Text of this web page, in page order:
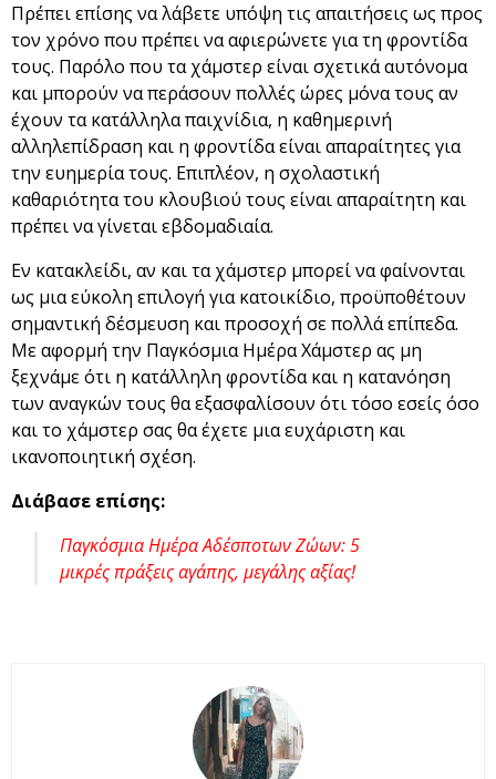
Πρέπει επίσης να λάβετε υπόψη τις απαιτήσεις ως προς
τον χρόνο που πρέπει να αφιερώνετε για τη φροντίδα
τους. Παρόλο που τα χάμστερ είναι σχετικά αυτόνομα
και μπορούν να περάσουν πολλές ώρες μόνα τους αν
έχουν τα κατάλληλα παιχνίδια, η καθημερινή
αλληλεπίδραση και η φροντίδα είναι απαραίτητες για
την ευημερία τους. Επιπλέον, η σχολαστική
καθαριότητα του κλουβιού τους είναι απαραίτητη και
πρέπει να γίνεται εβδομαδιαία.
Εν κατακλείδι, αν και τα χάμστερ μπορεί να φαίνονται
ως μια εύκολη επιλογή για κατοικίδιο, προϋποθέτουν
σημαντική δέσμευση και προσοχή σε πολλά επίπεδα.
Με αφορμή την Παγκόσμια Ημέρα Χάμστερ ας μη
ξεχνάμε ότι η κατάλληλη φροντίδα και η κατανόηση
των αναγκών τους θα εξασφαλίσουν ότι τόσο εσείς όσο
και το χάμστερ σας θα έχετε μια ευχάριστη και
ικανοποιητική σχέση.
Διάβασε επίσης:
Παγκόσμια Ημέρα Αδέσποτων Ζώων: 5
μικρές πράξεις αγάπης, μεγάλης αξίας!